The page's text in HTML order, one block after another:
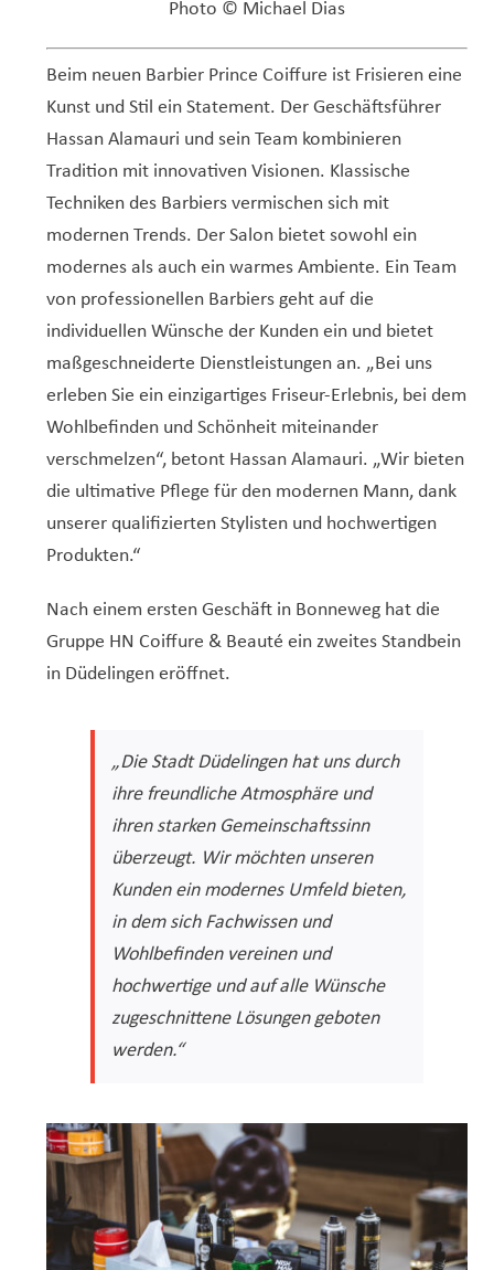
Photo © Michael Dias
Beim neuen Barbier Prince Coiffure ist Frisieren eine
Kunst und Stil ein Statement. Der Geschäftsführer
Hassan Alamauri und sein Team kombinieren
Tradition mit innovativen Visionen. Klassische
Techniken des Barbiers vermischen sich mit
modernen Trends. Der Salon bietet sowohl ein
modernes als auch ein warmes Ambiente. Ein Team
von professionellen Barbiers geht auf die
individuellen Wünsche der Kunden ein und bietet
maßgeschneiderte Dienstleistungen an. „Bei uns
erleben Sie ein einzigartiges Friseur-Erlebnis, bei dem
Wohlbefinden und Schönheit miteinander
verschmelzen“, betont Hassan Alamauri. „Wir bieten
die ultimative Pflege für den modernen Mann, dank
unserer qualifizierten Stylisten und hochwertigen
Produkten.“
Nach einem ersten Geschäft in Bonneweg hat die
Gruppe HN Coiffure & Beauté ein zweites Standbein
in Düdelingen eröffnet.
„Die Stadt Düdelingen hat uns durch
ihre freundliche Atmosphäre und
ihren starken Gemeinschaftssinn
überzeugt. Wir möchten unseren
Kunden ein modernes Umfeld bieten,
in dem sich Fachwissen und
Wohlbefinden vereinen und
hochwertige und auf alle Wünsche
zugeschnittene Lösungen geboten
werden.“